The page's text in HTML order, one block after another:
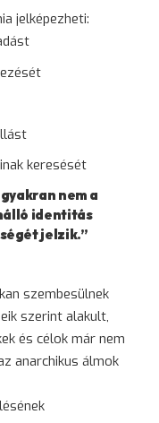
jelképezheti:
keresését
nem a
identitás
jelzik.”
szembesülnek
szerint alakult,
és célok már nem
anarchikus álmok